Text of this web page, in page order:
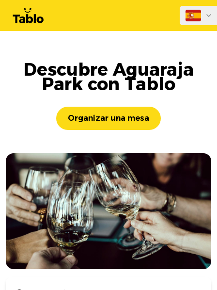
Descubre Aguaraja
Park con Tablo
Organizar una mesa